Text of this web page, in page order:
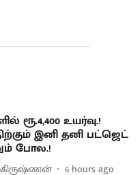
ரூ.4,400 உயர்வு.!
இனி தனி பட்ஜெட்
போல.!
6 hours ago